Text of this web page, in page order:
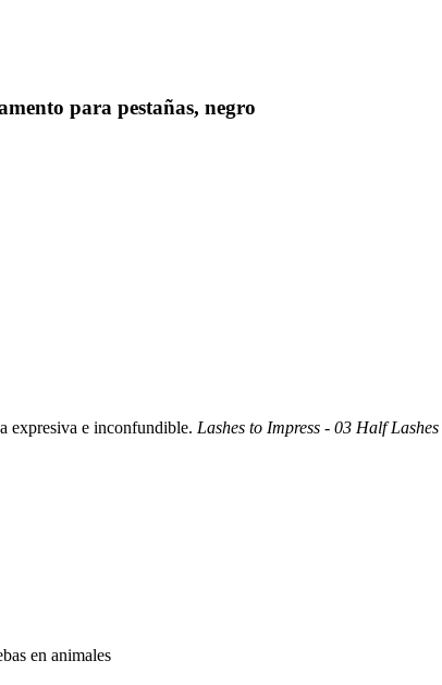
para pestañas, negro
expresiva e inconfundible. Lashes to Impress - 03 Half Lashes
en animales